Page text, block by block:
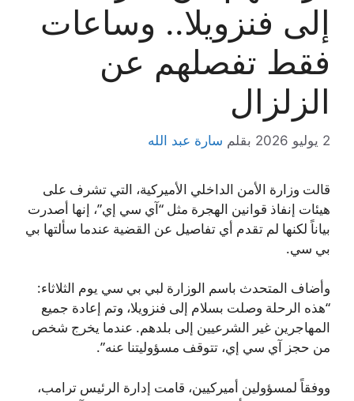
إلى فنزويلا.. وساعات
فقط تفصلهم عن
الزلزال
2 يوليو 2026 بقلم سارة عبد الله
قالت وزارة الأمن الداخلي الأميركية، التي تشرف على
هيئات إنفاذ قوانين الهجرة مثل “آي سي إي”، إنها أصدرت
بياناً لكنها لم تقدم أي تفاصيل عن القضية عندما سألتها بي
بي سي.
وأضاف المتحدث باسم الوزارة لبي بي سي يوم الثلاثاء:
“هذه الرحلة وصلت بسلام إلى فنزويلا، وتم إعادة جميع
المهاجرين غير الشرعيين إلى بلدهم. عندما يخرج شخص
من حجز آي سي إي، تتوقف مسؤوليتنا عنه”.
ووفقاً لمسؤولين أميركيين، قامت إدارة الرئيس ترامب،